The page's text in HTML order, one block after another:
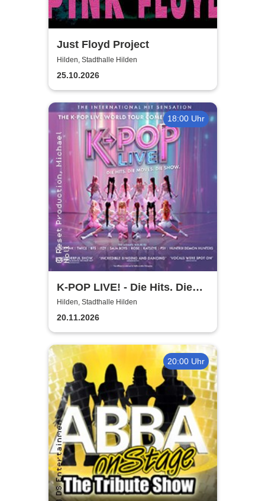
Just Floyd Project
Hilden, Stadthalle Hilden
25.10.2026
18:00 Uhr
K-POP LIVE! - Die Hits. Die
Moves. Die Show.
Hilden, Stadthalle Hilden
20.11.2026
20:00 Uhr